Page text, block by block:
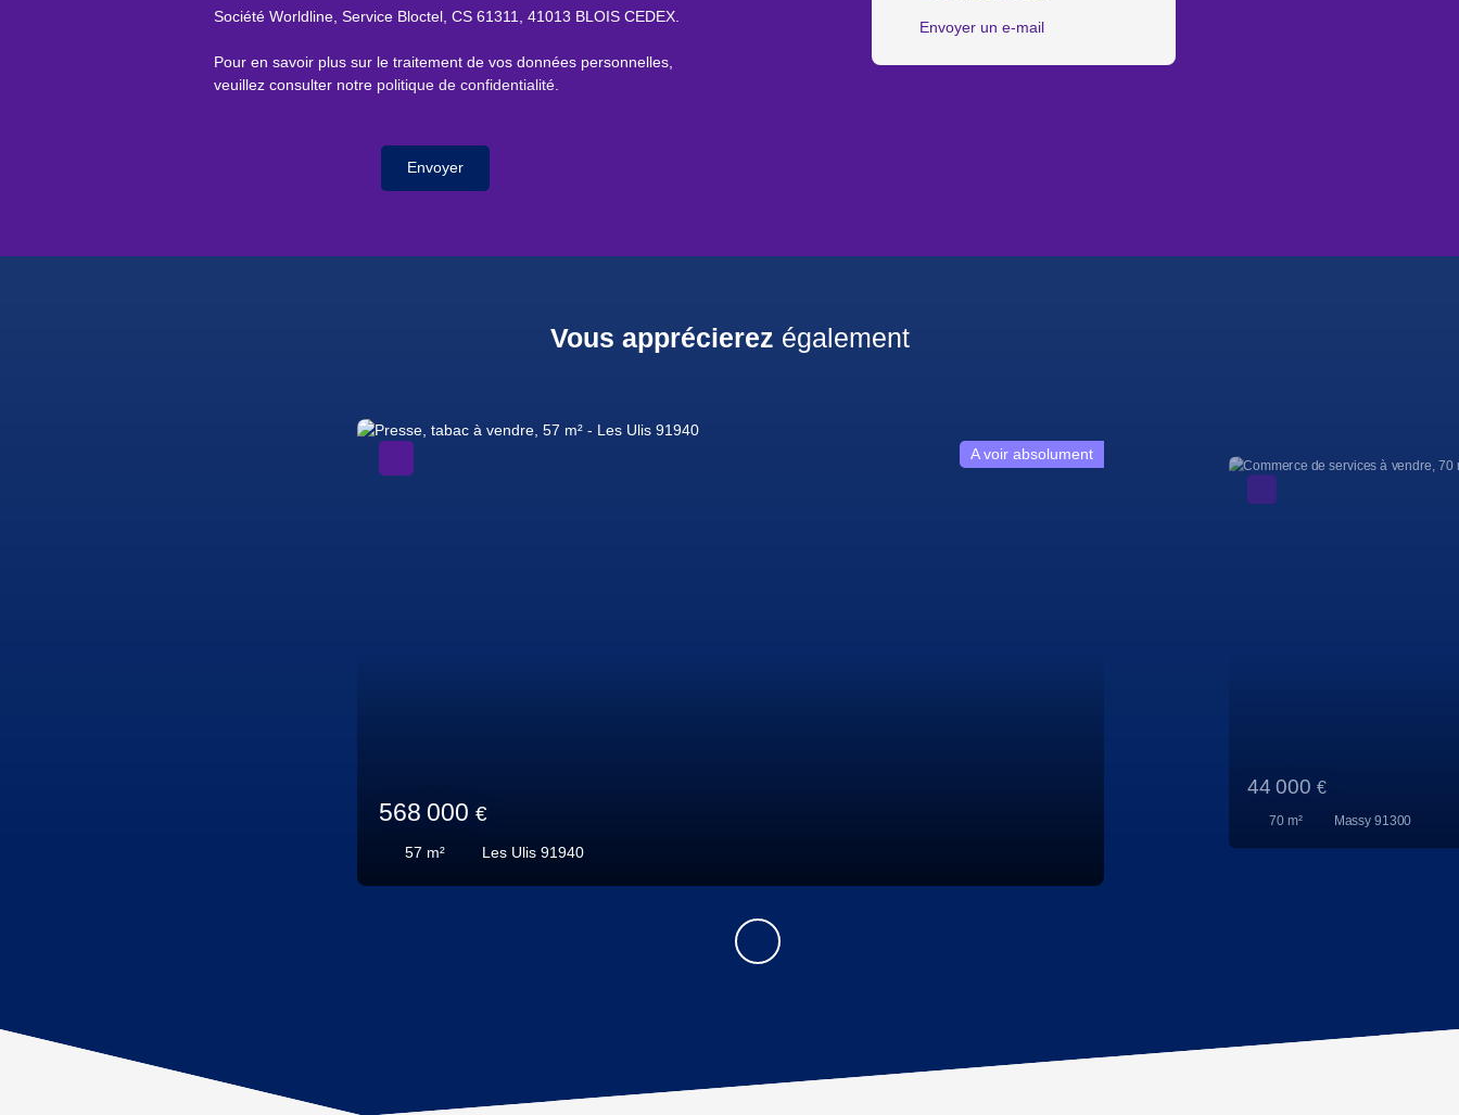
Société Worldline, Service Bloctel, CS 61311, 41013 BLOIS CEDEX.
Pour en savoir plus sur le traitement de vos données personnelles,
veuillez consulter notre politique de confidentialité
Envoyer
Envoyer un e-mail
Vous apprécierez également
44 000 €
70m² Massy 91300
A voir absolument
808 000
226 Massy 91300